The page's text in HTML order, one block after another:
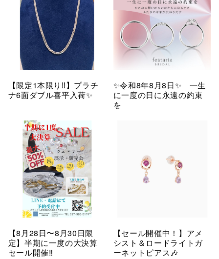
【限定1本限り‼︎】プラチ
ナ6面ダブル喜平入荷✨
✨令和8年8月8日✨ 一生
に一度の日に永遠の約束
を
【8月28日〜8月30日限
定】半期に一度の大決算
セール開催‼︎
【セール開催中！】アメ
シスト＆ロードライトガ
ーネットピアス🎶